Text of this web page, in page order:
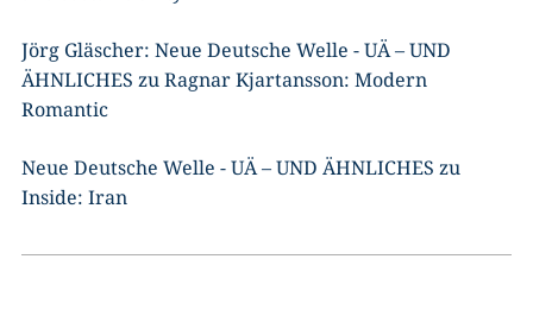
Jörg Gläscher: Neue Deutsche Welle - UÄ – UND
ÄHNLICHES zuRagnar Kjartansson: Modern
Romantic
Neue Deutsche Welle - UÄ – UND ÄHNLICHES zu
Inside: Iran